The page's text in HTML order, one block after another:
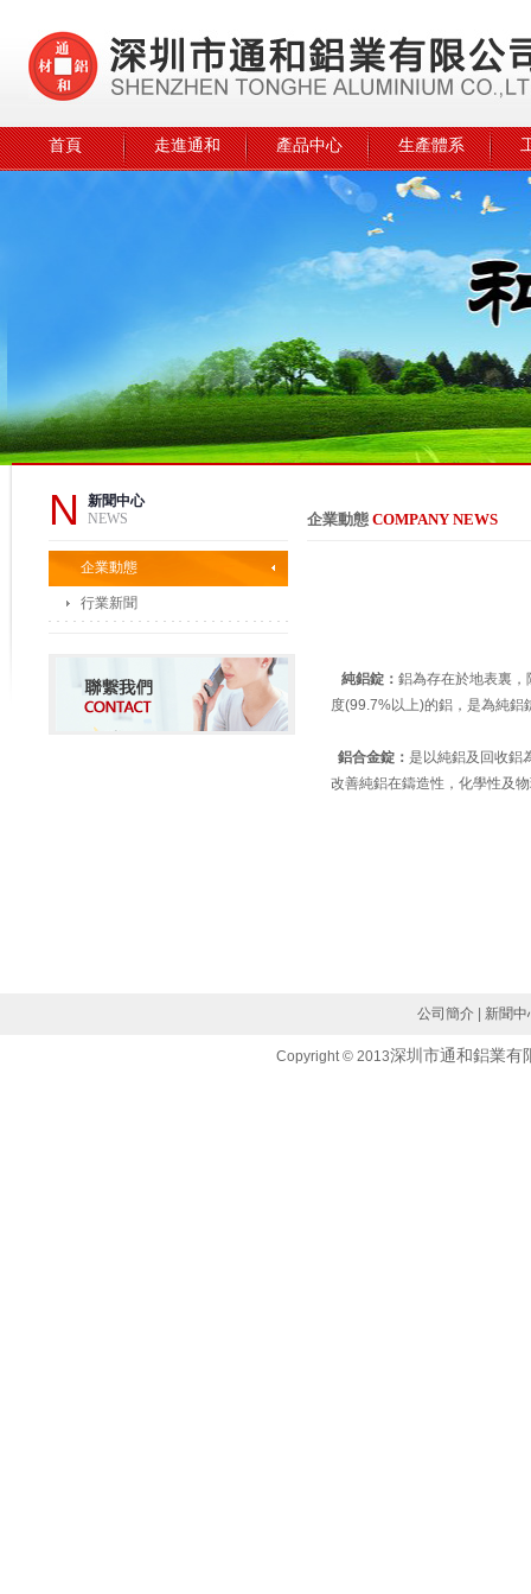
首頁 走進通和 產品中心 生產體系
N
新聞中心
NEWS
企業動態
行業新聞
企業動態 COMPANY NEWS
純鋁錠： 鋁為存在於地表裏
度(99.7%以上)的鋁，是為純鋁
鋁合金錠： 是以純鋁及回收鋁
改善純鋁在鑄造性，化學性及
公司簡介 新聞中
Copyright © 2013深圳市通和鋁業有